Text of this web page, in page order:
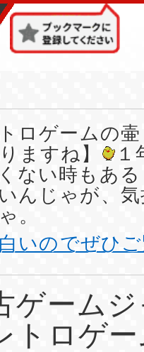
ロゲームの壷
ますね】
ない時もあ
んじゃが、
。
いのでぜひ
ゲーム
トロゲ